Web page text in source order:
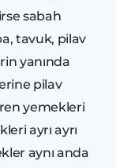
sabah
tavuk, pilav
yanında
pilav
yemekleri
ayrı ayrı
aynı anda